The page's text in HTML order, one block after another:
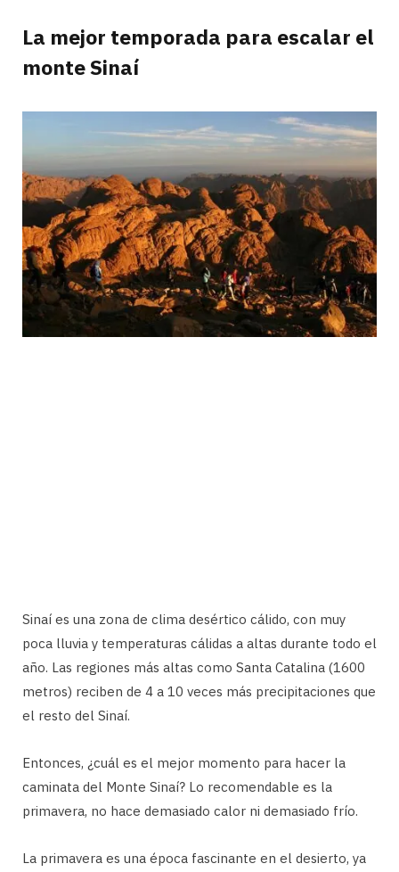
La mejor temporada para escalar el
monte Sinaí
Sinaí es una zona de clima desértico cálido, con muy
poca lluvia y temperaturas cálidas a altas durante todo el
año. Las regiones más altas como Santa Catalina (1600
metros) reciben de 4 a 10 veces más precipitaciones que
el resto del Sinaí.
Entonces, ¿cuál es el mejor momento para hacer la
caminata del Monte Sinaí? Lo recomendable es la
primavera, no hace demasiado calor ni demasiado frío.
La primavera es una época fascinante en el desierto, ya